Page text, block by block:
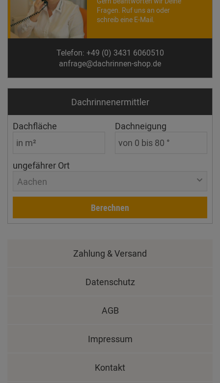
Fragen. Ruf uns an oder
schreib eine E-Mail.
Telefon: +49 (0) 3431 6060510
anfrage@dachrinnen-shop.de
Dachrinnen­ermittler
Dachfläche Dachneigung
ungefährer Ort
Aachen
Berechnen
Zahlung & Versand
Datenschutz
AGB
Impressum
Kontakt